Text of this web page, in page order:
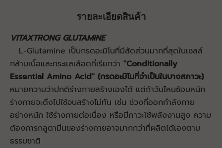
รายละเอียดสินค้า
VITAXTRONG GLUTAMINE
L-Glutamine เป็นกรดอะมิโนที่มีสัดส่วนมากที่สุดในเซลล์
กล้ามเนื้อและกระแสเลือดที่เรียกว่า "Conditionally
Essential Amino Acid" (กรดอะมิโนที่จำเป็นในบางสภาวะ)
หมายความว่าปกติร่างกายสร้างเองได้ แต่ถ้าวันไหนซ้อมหนัก
ร่างกายจะดึงไปใช้จนสร้างไม่ทัน เช่น ช่วงที่ออกกำลังกาย
อย่างหนัก ใช้ร่างกายต่อเนื่อง หรือมีภาวะใช้พลังงานสูง ความ
ต้องการกลูตามีนของร่างกายอาจมากกว่าที่ผลิตได้เองตาม
ธรรมชาติ